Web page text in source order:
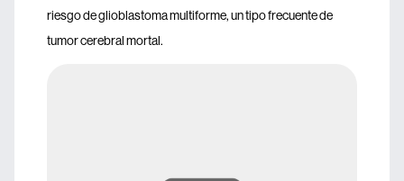
riesgo de glioblastoma multiforme, un tipo frecuente de
tumor cerebral mortal.